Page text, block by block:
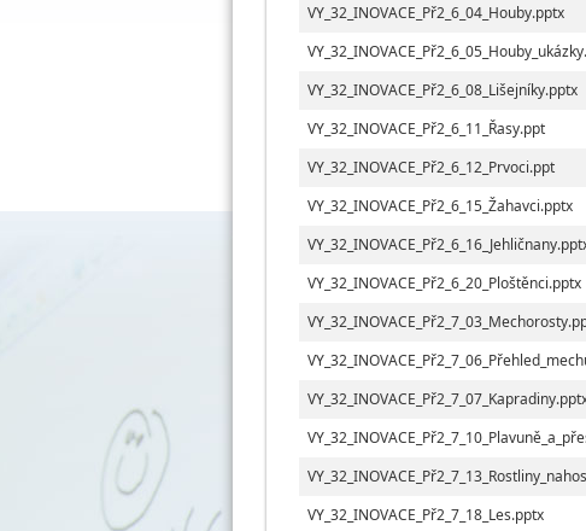
VY_32_INOVACE_Př2_6_04_Houby.pptx
VY_32_INOVACE_Př2_6_08_Lišejníky.pptx
VY_32_INOVACE_Př2_6_11_Řasy.ppt
VY_32_INOVACE_Př2_6_12_Prvoci.ppt
VY_32_INOVACE_Př2_6_15_Žahavci.pptx
VY_32_INOVACE_Př2_6_20_Ploštěnci.pptx
VY_32_INOVACE_Př2_7_18_Les.pptx